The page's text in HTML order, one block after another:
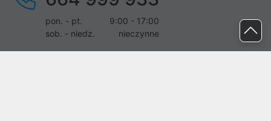
pon. - pt.
9:00 - 17:00
sob. - niedz.
nieczynne